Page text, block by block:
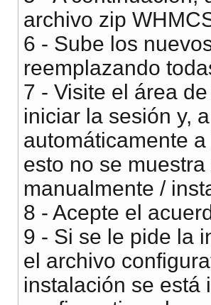
archivo zip
6 - Sube los
reemplazando
7 - Visite el área
iniciar la sesión y,
automáticamente
esto no se
manualmente /
8 - Acepte el
9 - Si se le pide la
el archivo
instalación se está